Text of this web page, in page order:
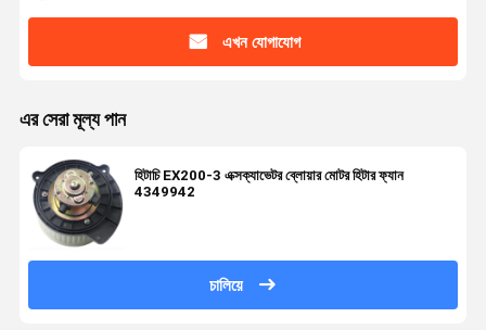
এখন যোগাযোগ
এর সেরা মূল্য পান
হিটাচি EX200-3 এক্সক্যাভেটর ব্লোয়ার মোটর হিটার ফ্যান
4349942
চালিয়ে